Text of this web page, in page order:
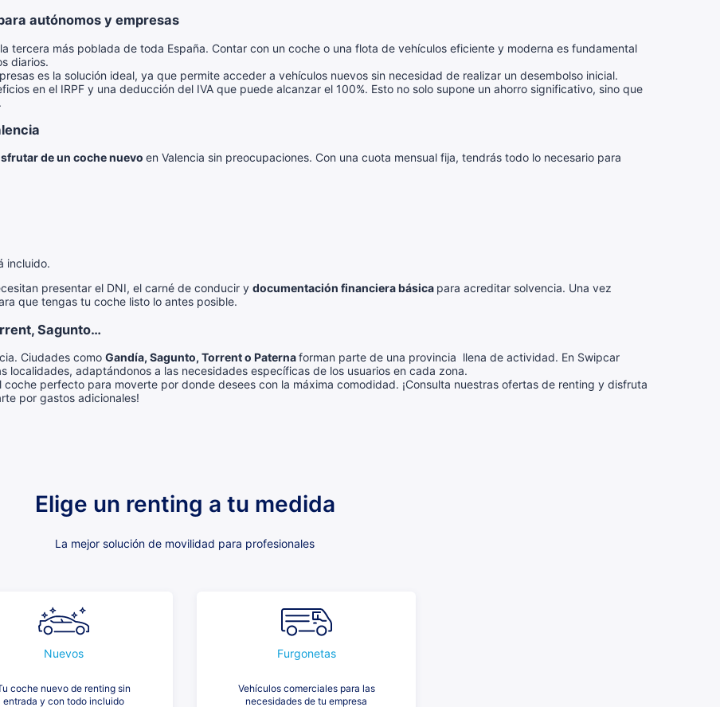
autónomos y empresas
tercera más poblada de toda España. Contar con un coche o una flota de vehículos eficiente y moderna es fundamental
diarios.
es la solución ideal, ya que permite acceder a vehículos nuevos sin necesidad de realizar un desembolso inicial.
en el IRPF y una deducción del IVA que puede alcanzar el 100%. Esto no solo supone un ahorro significativo, sino que
de un coche nuevo en Valencia sin preocupaciones. Con una cuota mensual fija, tendrás todo lo necesario para
incluido.
presentar el DNI, el carné de conducir y documentación financiera básica para acreditar solvencia. Una vez
que tengas tu coche listo lo antes posible.
Sagunto…
Ciudades como Gandía, Sagunto, Torrent o Paternaforman parte de una provincia llena de actividad. En Swipcar
localidades, adaptándonos a las necesidades específicas de los usuarios en cada zona.
perfecto para moverte por donde desees con la máxima comodidad. ¡Consulta nuestras ofertas de renting y disfruta
por gastos adicionales!
Elige un renting a tu medida
La mejor solución de movilidad para profesionales
Nuevos
coche nuevo de renting sin
entrada y con todo incluido
Furgonetas
Vehículos comerciales para las
necesidades de tu empresa